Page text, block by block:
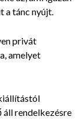
a tánc nyújt.
privát
amelyet
áll rendelkezésre